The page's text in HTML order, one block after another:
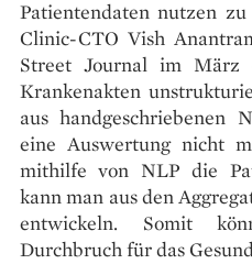
Patientendaten nutzen
Clinic-CTO Vish
Street Journal im
Krankenakten
aus handgeschriebenen
eine Auswertung nicht
mithilfe von NLP die
kann man aus den
entwickeln. Somit
Durchbruch für das